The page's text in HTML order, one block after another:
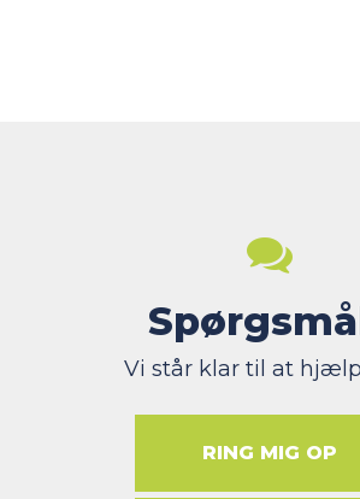
Vi står klar til at
RING MIG OP